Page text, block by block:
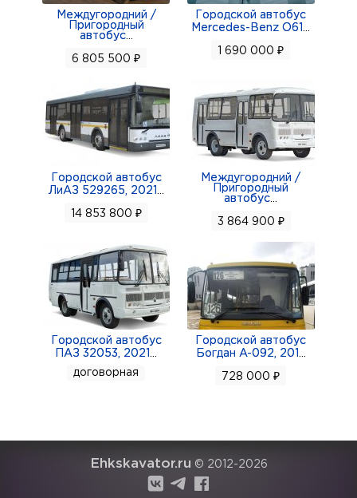
Междугородний /
Пригородный
автобус...
6 805 500 ₽
Городской автобус
Mercedes-Benz O61
1 690 000 ₽
Городской автобус
ЛиАЗ 529265, 2021
14 853 800 ₽
Междугородний /
Пригородный
автобус
3 864 900 ₽
Городской автобус
ПАЗ 32053, 2021
договорная
Городской автобус
Богдан A-092, 201
728 000 ₽
Ehkskavator.ru © 2012-2026